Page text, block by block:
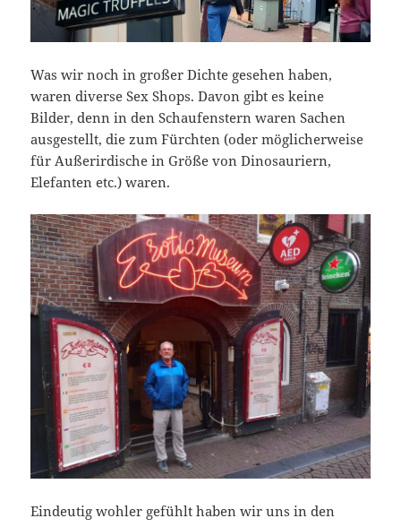
Was wir noch in großer Dichte gesehen haben,
waren diverse Sex Shops. Davon gibt es keine
Bilder, denn in den Schaufenstern waren Sachen
ausgestellt, die zum Fürchten (oder möglicherweise
für Außerirdische in Größe von Dinosauriern,
Elefanten etc.) waren.
Eindeutig wohler gefühlt haben wir uns in den